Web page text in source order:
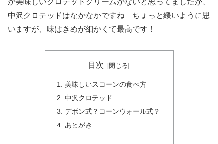
か美味しいクロテッドクリームがないと思ってましたが、
中沢クロテッドはなかなかですね ちょっと緩いように思
いますが、味はきめが細かくて最高です！
目次
美味しいスコーンの食べ方
中沢クロテッド
デボン式？コーンウォール式？
あとがき